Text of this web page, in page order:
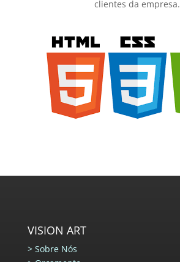
clientes da empresa.
VISION ART
> Sobre Nós